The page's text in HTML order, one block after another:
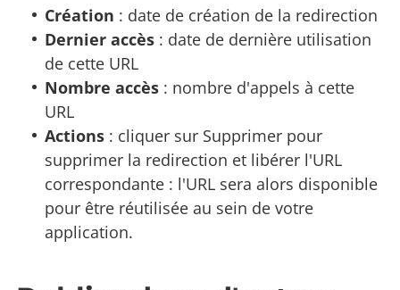
Création : date de création de la redirection
Dernier accès : date de dernière utilisation
de cette URL
Nombre accès : nombre d'appels à cette
URL
Actions : cliquer sur Supprimer pour
supprimer la redirection et libérer l'URL
correspondante : l'URL sera alors disponible
pour être réutilisée au sein de votre
application.